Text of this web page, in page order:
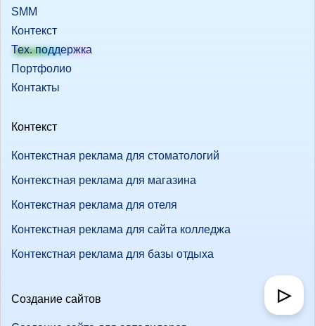
SMM
Контекст
Тех. поддержка
Портфолио
Контакты
Контекст
Контекстная реклама для стоматологий
Контекстная реклама для магазина
Контекстная реклама для отеля
Контекстная реклама для сайта колледжа
Контекстная реклама для базы отдыха
Создание сайтов ▷